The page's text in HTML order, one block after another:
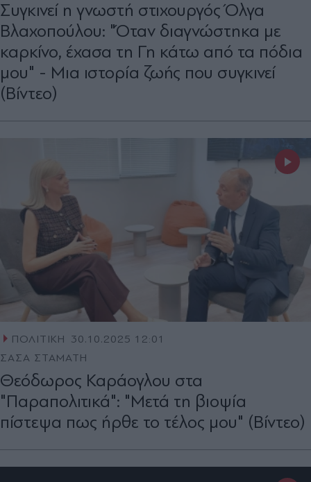
Συγκινεί η γνωστή στιχουργός Όλγα
Βλαχοπούλου: "Όταν διαγνώστηκα με
καρκίνο, έχασα τη Γη κάτω από τα πόδια
μου" - Μια ιστορία ζωής που συγκινεί
(Βίντεο)
ΠΟΛΙΤΙΚΗ
30.10.2025 12:01
ΣΑΣΑ ΣΤΑΜΑΤΗ
Θεόδωρος Καράογλου στα
"Παραπολιτικά": "Μετά τη βιοψία
πίστεψα πως ήρθε το τέλος μου" (Βίντεο)